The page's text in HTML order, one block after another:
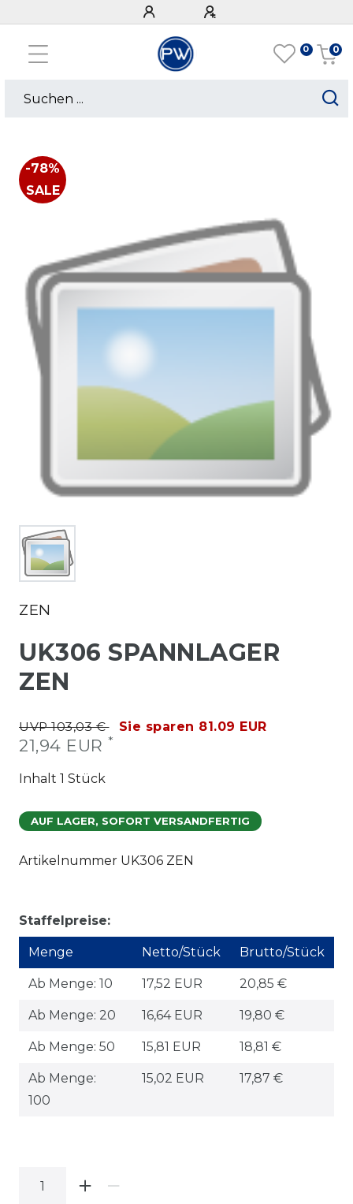
0 0
-78%
SALE
ZEN
UK306 SPANNLAGER
ZEN
UVP 103,03 € Sie sparen 81.09 EUR
21,94 EUR *
Inhalt 1 Stück
AUF LAGER, SOFORT VERSANDFERTIG
Artikelnummer UK306 ZEN
Staffelpreise:
Menge Netto/Stück Brutto/Stück
Ab Menge: 10 17,52 EUR 20,85 €
Ab Menge: 20 16,64 EUR 19,80 €
Ab Menge: 50 15,81 EUR 18,81 €
Ab Menge:
100
15,02 EUR 17,87 €